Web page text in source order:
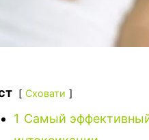
Сховати
1 Самый